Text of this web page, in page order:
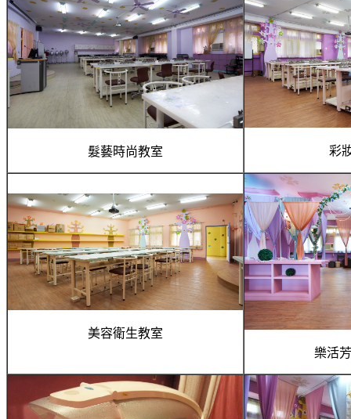
髮藝時尚教室 彩
美容衛生教室
樂活